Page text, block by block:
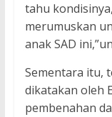
tahu
merumuskan
anak SAD
Sementara itu,
dikatakan oleh
pembenahan